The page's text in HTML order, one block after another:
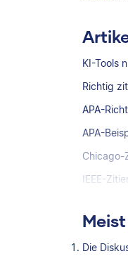
KI-Tools
Richtig
APA-
APA-
Chicago-
IEEE-
Die